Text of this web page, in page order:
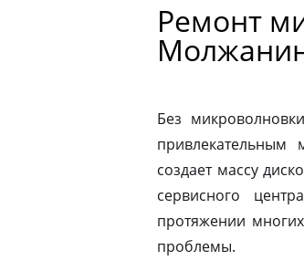
Ремонт
Без
создает массу
сервисного
протяжении
проблемы.